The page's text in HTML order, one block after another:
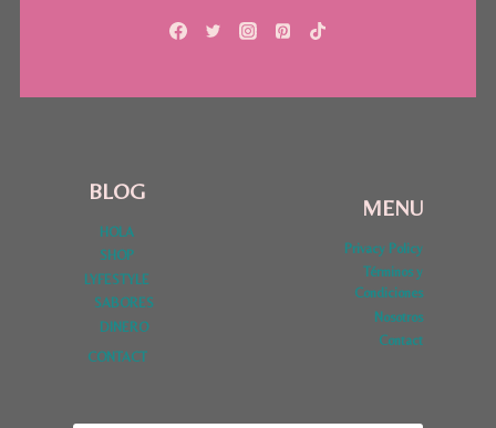
BLOG
HOLA
SHOP
LYFESTYLE
SABORES
DINERO
CONTACT
MENU
Privacy Policy
Términos y
Condiciones
Nosotros
Contact